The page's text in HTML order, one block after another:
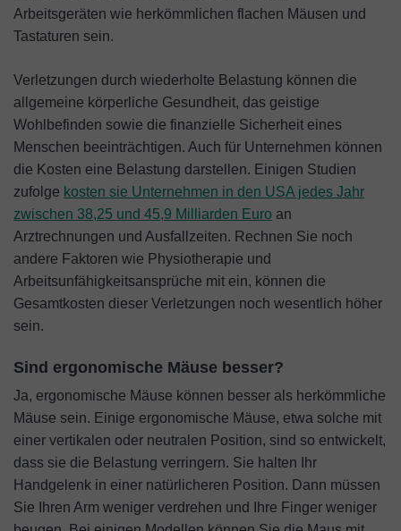
Arbeitsgeräten wie herkömmlichen flachen Mäusen und
Tastaturen sein.
Verletzungen durch wiederholte Belastung können die
allgemeine körperliche Gesundheit, das geistige
Wohlbefinden sowie die finanzielle Sicherheit eines
Menschen beeinträchtigen. Auch für Unternehmen können
die Kosten eine Belastung darstellen. Einigen Studien
zufolge kosten sie Unternehmen in den USA jedes Jahr
zwischen 38,25 und 45,9 Milliarden Euro an
Arztrechnungen und Ausfallzeiten. Rechnen Sie noch
andere Faktoren wie Physiotherapie und
Arbeitsunfähigkeitsansprüche mit ein, können die
Gesamtkosten dieser Verletzungen noch wesentlich höher
sein.
Sind ergonomische Mäuse besser?
Ja, ergonomische Mäuse können besser als herkömmliche
Mäuse sein. Einige ergonomische Mäuse, etwa solche mit
einer vertikalen oder neutralen Position, sind so entwickelt,
dass sie die Belastung verringern. Sie halten Ihr
Handgelenk in einer natürlicheren Position. Dann müssen
Sie Ihren Arm weniger verdrehen und Ihre Finger weniger